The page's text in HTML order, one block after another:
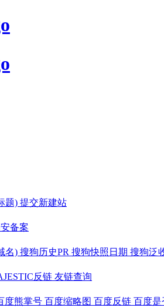
题) 提交新建站
备案
名) 搜狗历史PR 搜狗快照日期 搜狗泛
反链 友链查询
度熊掌号 百度缩略图 百度反链 百度